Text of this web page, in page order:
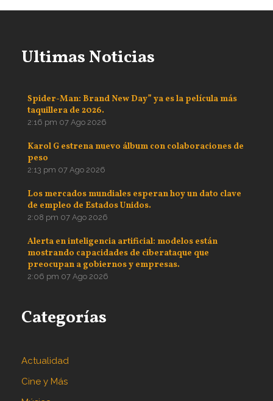
Ultimas Noticias
Spider-Man: Brand New Day” ya es la película más
taquillera de 2026.
2:16 pm 07 Ago 2026
Karol G estrena nuevo álbum con colaboraciones de
peso
2:13 pm 07 Ago 2026
Los mercados mundiales esperan hoy un dato clave
de empleo de Estados Unidos.
2:08 pm 07 Ago 2026
Alerta en inteligencia artificial: modelos están
mostrando capacidades de ciberataque que
preocupan a gobiernos y empresas.
2:06 pm 07 Ago 2026
Categorías
Actualidad
Cine y Más